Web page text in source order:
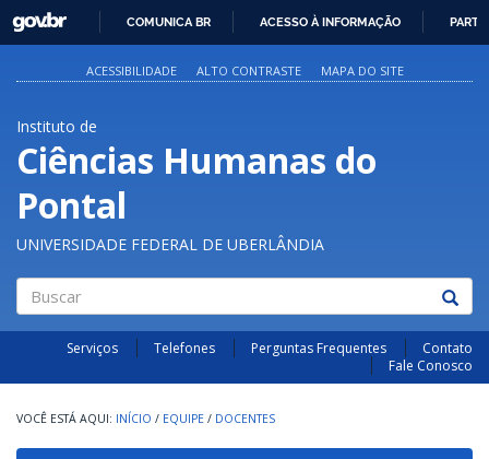
PARA
O
GOVBR
COMUNICA BR ACESSO À INFORMAÇÃO
ACESSIBILIDADE ALTO CONTRASTE MAPA DO SITE
Instituto de
Ciências Humanas do
Pontal
UNIVERSIDADE FEDERAL DE UBERLÂNDIA
Buscar
Serviços Telefones Perguntas Frequentes
Contato
Fale Conosco
INÍCIO / EQUIPE / DOCENTES